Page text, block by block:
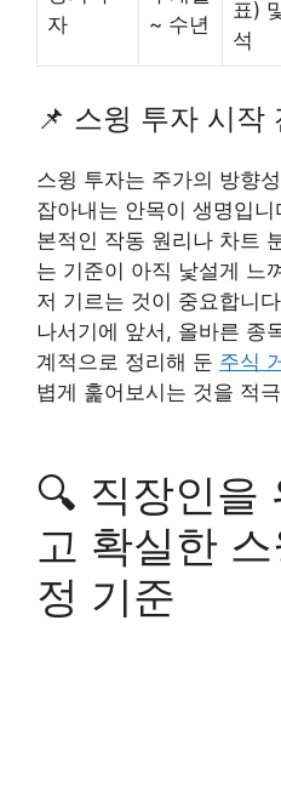
자
~ 수년
표)
석
📌 스윙 투자 시작
스윙 투자는 주가의 방향
잡아내는 안목이 생명입
본적인 작동 원리나 차트
는 기준이 아직 낯설게 느
저 기르는 것이 중요합니
나서기에 앞서, 올바른 종
계적으로 정리해 둔 주식
볍게 훑어보시는 것을 적
🔍 직장인을
고 확실한
정 기준